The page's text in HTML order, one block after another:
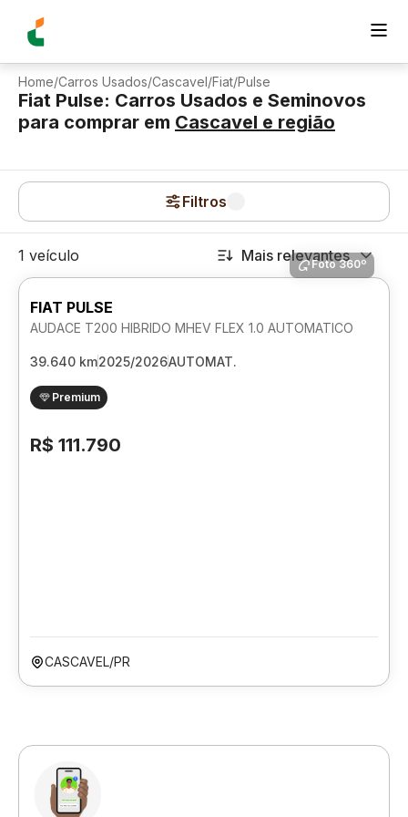
Home/Carros Usados/Cascavel/Fiat/Pulse
Fiat Pulse: Carros Usados e Seminovos
para comprar em Cascavel e região
Filtros
1 veículo Mais relevantes
Foto 360º
FIAT PULSE
AUDACE T200 HIBRIDO MHEV FLEX 1.0 AUTOMATICO
39.640 km2025/2026AUTOMAT.
Premium
R$ 111.790
CASCAVEL/PR